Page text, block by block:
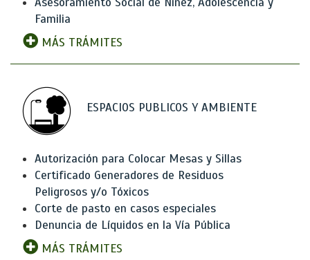
Familia
MÁS TRÁMITES
ESPACIOS PUBLICOS Y AMBIENTE
Autorización para Colocar Mesas y Sillas
Certificado Generadores de Residuos
Peligrosos y/o Tóxicos
Corte de pasto en casos especiales
Denuncia de Líquidos en la Vía Pública
MÁS TRÁMITES